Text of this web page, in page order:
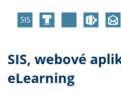
SIS, webové
eLearning